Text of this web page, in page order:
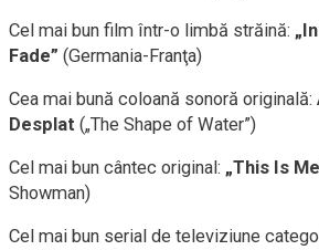
Cel mai bun film într-o limbă străină:
Fade” (Germania-Franţa)
Cea mai bună coloană sonoră originală:
Desplat („The Shape of Water”)
Cel mai bun cântec original: „This Is
Showman)
Cel mai bun serial de televiziune